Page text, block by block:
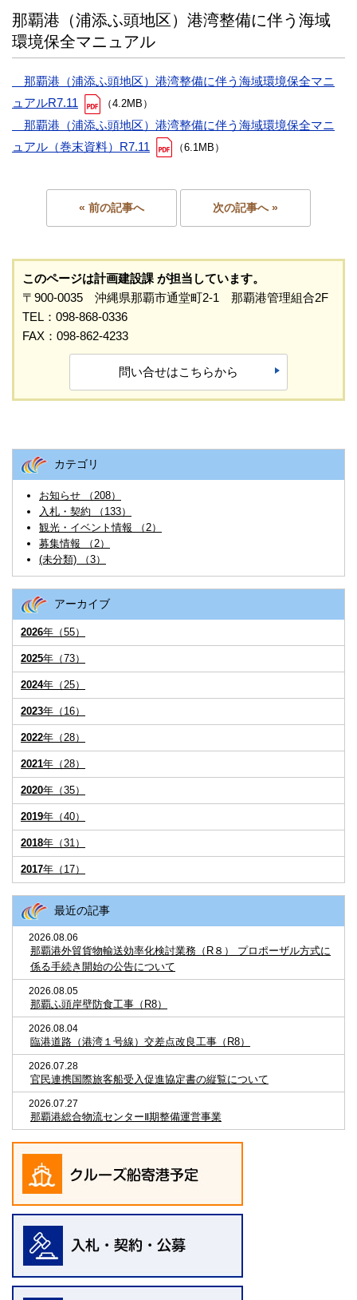
那覇港（浦添ふ頭地区）港湾整備に伴う海域
環境保全マニュアル
那覇港（浦添ふ頭地区）港湾整備に伴う海域環境保全マニ
ュアルR7.11
（4.2MB）
那覇港（浦添ふ頭地区）港湾整備に伴う海域環境保全マニ
ュアル（巻末資料）R7.11
（6.1MB）
« 前の記事へ 次の記事へ »
このページは計画建設課 が担当しています。
〒900-0035 沖縄県那覇市通堂町2-1 那覇港管理組合2F
TEL：098-868-0336
FAX：098-862-4233
問い合せはこちらから
カテゴリ
お知らせ （208）
入札・契約 （133）
観光・イベント情報 （2）
募集情報 （2）
(未分類) （3）
アーカイブ
2026年（55）
2025年（73）
2024年（25）
2023年（16）
2022年（28）
2021年（28）
2020年（35）
2019年（40）
2018年（31）
2017年（17）
最近の記事
2026.08.06
那覇港外貿貨物輸送効率化検討業務（R８） プロポーザル方式に
係る手続き開始の公告について
2026.08.05
那覇ふ頭岸壁防食工事（R8）
2026.08.04
臨港道路（港湾１号線）交差点改良工事（R8）
2026.07.28
官民連携国際旅客船受入促進協定書の縦覧について
2026.07.27
那覇港総合物流センターⅡ期整備運営事業